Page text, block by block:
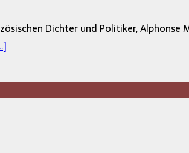
Dichter und Politiker, Alphonse